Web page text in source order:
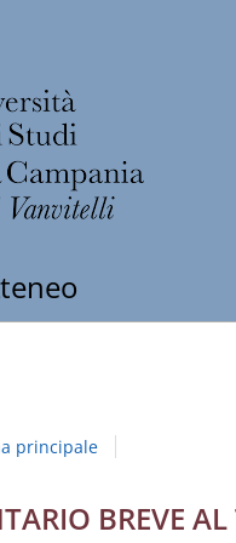
degli
Campania
"Luigi
principale
BREVE